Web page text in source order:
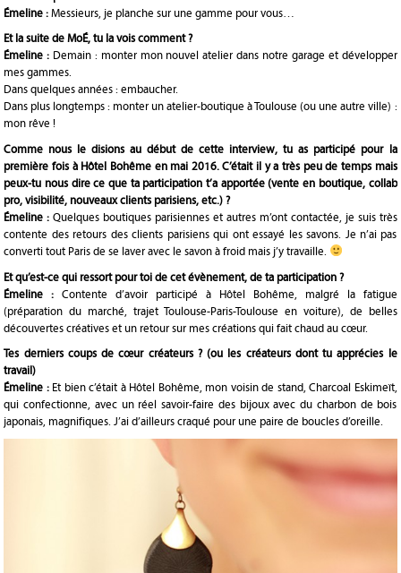
Émeline : Messieurs, je planche sur une gamme pour vous…
Et la suite de MoÉ, tu la vois comment ?
Émeline : Demain : monter mon nouvel atelier dans notre garage et développer
mes gammes.
Dans quelques années : embaucher.
Dans plus longtemps : monter un atelier-boutique à Toulouse (ou une autre ville) :
mon rêve !
Comme nous le disions au début de cette interview, tu as participé pour la
première fois à Hôtel Bohême en mai 2016. C’était il y a très peu de temps mais
peux-tu nous dire ce que ta participation t’a apportée (vente en boutique, collab
pro, visibilité, nouveaux clients parisiens, etc.) ?
Émeline : Quelques boutiques parisiennes et autres m’ont contactée, je suis très
contente des retours des clients parisiens qui ont essayé les savons. Je n’ai pas
converti tout Paris de se laver avec le savon à froid mais j’y travaille.
Et qu’est-ce qui ressort pour toi de cet évènement, de ta participation ?
Émeline : Contente d’avoir participé à Hôtel Bohême, malgré la fatigue
(préparation du marché, trajet Toulouse-Paris-Toulouse en voiture), de belles
découvertes créatives et un retour sur mes créations qui fait chaud au cœur.
Tes derniers coups de cœur créateurs ? (ou les créateurs dont tu apprécies le
travail)
Émeline :Et bien c’était à Hôtel Bohême, mon voisin de stand, Charcoal Eskimeït,
qui confectionne, avec un réel savoir-faire des bijoux avec du charbon de bois
japonais, magnifiques. J’ai d’ailleurs craqué pour une paire de boucles d’oreille.